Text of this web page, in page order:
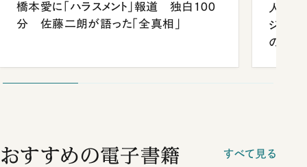
橋本愛に「ハラスメント」報道 独白100
分 佐藤二朗が語った「全真相」
人事、
ジェン
の難題
おすすめの電子書籍 すべて見る